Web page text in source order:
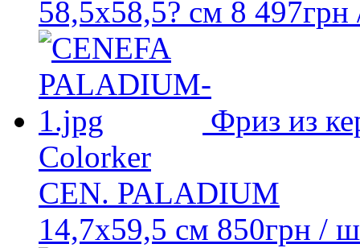
58,5x58,5? см 8 497грн
Фриз из
Colorker
CEN. PALADIUM
14,7x59,5 см 850грн /